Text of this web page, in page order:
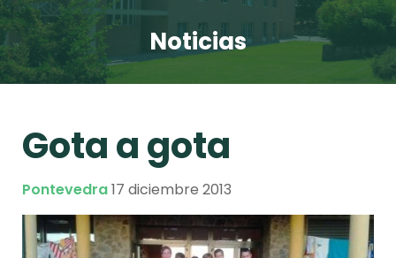
Noticias
Gota a gota
Pontevedra17 diciembre 2013